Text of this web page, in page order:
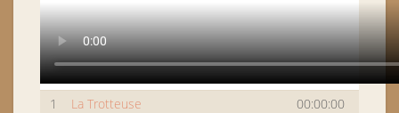
1 La Trotteuse
00:00:00